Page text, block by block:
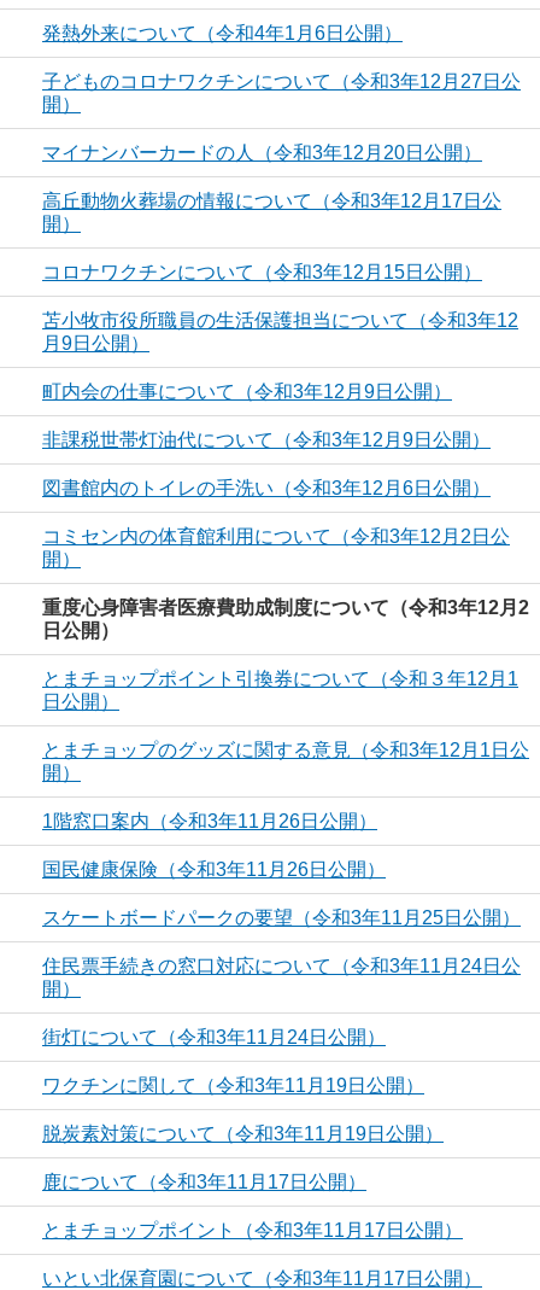
発熱外来について（令和4年1月6日公開）
子どものコロナワクチンについて（令和3年12月27日公
開）
マイナンバーカードの人（令和3年12月20日公開）
高丘動物火葬場の情報について（令和3年12月17日公
開）
コロナワクチンについて（令和3年12月15日公開）
苫小牧市役所職員の生活保護担当について（令和3年12
月9日公開）
町内会の仕事について（令和3年12月9日公開）
非課税世帯灯油代について（令和3年12月9日公開）
図書館内のトイレの手洗い（令和3年12月6日公開）
コミセン内の体育館利用について（令和3年12月2日公
開）
重度心身障害者医療費助成制度について（令和3年12月2
日公開）
とまチョップポイント引換券について（令和３年12月1
日公開）
とまチョップのグッズに関する意見（令和3年12月1日公
開）
1階窓口案内（令和3年11月26日公開）
国民健康保険（令和3年11月26日公開）
スケートボードパークの要望（令和3年11月25日公開）
住民票手続きの窓口対応について（令和3年11月24日公
開）
街灯について（令和3年11月24日公開）
ワクチンに関して（令和3年11月19日公開）
脱炭素対策について（令和3年11月19日公開）
鹿について（令和3年11月17日公開）
とまチョップポイント（令和3年11月17日公開）
いとい北保育園について（令和3年11月17日公開）